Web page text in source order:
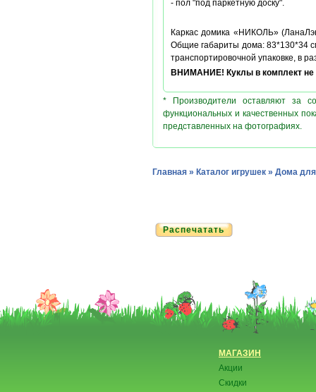
- пол "под паркетную доску".
Каркас домика «НИКОЛЬ»
Общие габариты дома: 83*130*34
транспортировочной упаковке, в
ВНИМАНИЕ! Куклы в комплект не
* Производители оставляют за
функциональных и качественных
представленных на фотографиях.
Главная » Каталог игрушек » Дома для
Распечатать
МАГАЗИН
Акции
Скидки